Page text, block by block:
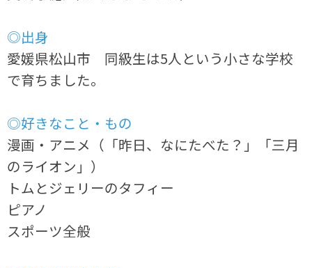
◎出身
愛媛県松山市 同級生は5人という小さな学校
で育ちました。
◎好きなこと・もの
漫画・アニメ（「昨日、なにたべた？」「三月
のライオン」）
トムとジェリーのタフィー
ピアノ
スポーツ全般